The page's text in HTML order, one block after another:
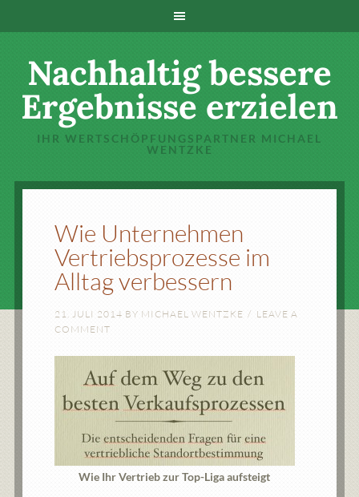
Nachhaltig bessere
Ergebnisse erzielen
IHR WERTSCHÖPFUNGSPARTNER MICHAEL
WENTZKE
Wie Unternehmen
Vertriebsprozesse im
Alltag verbessern
21. JULI 2014 BY MICHAEL WENTZKE
LEAVE A
COMMENT
Wie Ihr Vertrieb zur Top-Liga aufsteigt